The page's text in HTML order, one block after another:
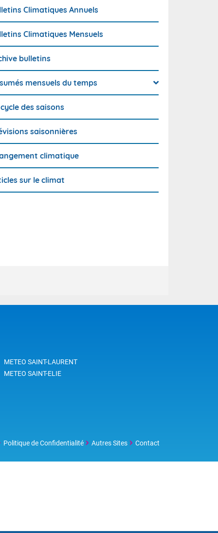
Climatiques Annuels
Climatiques Mensuels
bulletins
mensuels du temps
des saisons
saisonnières
climatique
sur le climat
METEO SAINT-LAURENT
METEO SAINT-ELIE
Politique de Confidentialité Autres Sites Contact